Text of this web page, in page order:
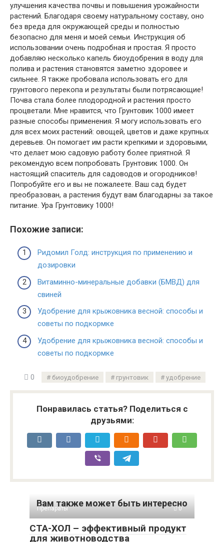
улучшения качества почвы и повышения урожайности
растений. Благодаря своему натуральному составу, оно
без вреда для окружающей среды и полностью
безопасно для меня и моей семьи. Инструкция об
использовании очень подробная и простая. Я просто
добавляю несколько капель биоудобрения в воду для
полива и растения становятся заметно здоровее и
сильнее. Я также пробовала использовать его для
грунтового перекопа и результаты были потрясающие!
Почва стала более плодородной и растения просто
процветали. Мне нравится, что Грунтовик 1000 имеет
разные способы применения. Я могу использовать его
для всех моих растений: овощей, цветов и даже крупных
деревьев. Он помогает им расти крепкими и здоровыми,
что делает мою садовую работу более приятной. Я
рекомендую всем попробовать Грунтовик 1000. Он
настоящий спаситель для садоводов и огородников!
Попробуйте его и вы не пожалеете. Ваш сад будет
преобразован, а растения будут вам благодарны за такое
питание. Ура Грунтовику 1000!
Похожие записи:
Ридомил Голд: инструкция по применению и
дозировки
Витаминно-минеральные добавки (БМВД) для
свиней
Удобрение для крыжовника весной: способы и
советы по подкормке
Удобрение для крыжовника весной: способы и
советы по подкормке
0 биоудобрение грунтовик удобрение
Понравилась статья? Поделиться с
друзьями:
Вам также может быть интересно
Препараты 0
СТА-ХОЛ – эффективный продукт
для животноводства